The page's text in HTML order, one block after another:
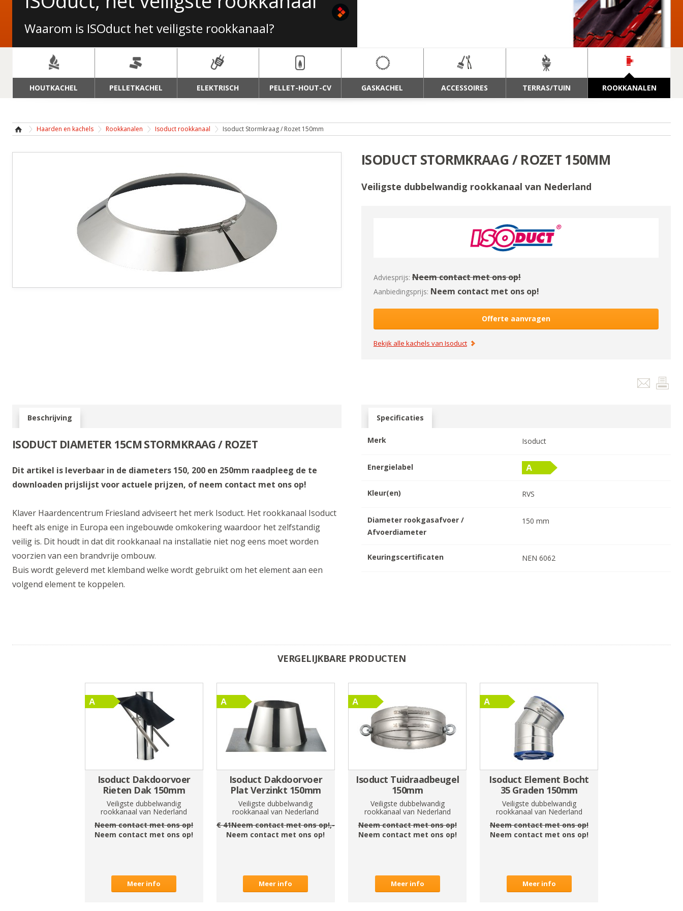
Waarom is ISOduct het veiligste rookkanaal?
NAVIGATIE
HOUTKACHEL PELLETKACHEL ELEKTRISCH PELLET-HOUT-CV GASKACHEL ACCESSOIRES TERRAS/TUIN ROOKKANALEN
Haarden en kachels Rookkanalen Isoduct rookkanaal Isoduct Stormkraag / Rozet 150mm
ISODUCT STORMKRAAG / ROZET 150MM
Veiligste dubbelwandig rookkanaal van Nederland
Adviesprijs: Neem contact met ons op!
Aanbiedingsprijs: Neem contact met ons op!
Offerte aanvragen
Bekijk alle kachels van Isoduct
Specificaties
Merk Isoduct
Energielabel
Kleur(en) RVS
Diameter rookgasafvoer /
Afvoerdiameter
150 mm
Keuringscertificaten NEN 6062
Beschrijving
ISODUCT DIAMETER 15CM STORMKRAAG / ROZET
Dit artikel is leverbaar in de diameters 150, 200 en 250mm raadpleeg de te
downloaden prijslijst voor actuele prijzen, of neem contact met ons op!
Klaver Haardencentrum Friesland adviseert het merk Isoduct. Het rookkanaal Isoduct
heeft als enige in Europa een ingebouwde omkokering waardoor het zelfstandig
veilig is. Dit houdt in dat dit rookkanaal na installatie niet nog eens moet worden
voorzien van een brandvrije ombouw.
Buis wordt geleverd met klemband welke wordt gebruikt om het element aan een
volgend element te koppelen.
VERGELIJKBARE PRODUCTEN
Isoduct Dakdoorvoer
Rieten Dak 150mm
Veiligste dubbelwandig
rookkanaal van Nederland
Neem contact met ons op!
Neem contact met ons op!
Meer info
Isoduct Dakdoorvoer
Plat Verzinkt 150mm
Veiligste dubbelwandig
rookkanaal van Nederland
€41Neem contact met ons op!,-
Neem contact met ons op!
Meer info
Isoduct Tuidraadbeugel
150mm
Veiligste dubbelwandig
rookkanaal van Nederland
Neem contact met ons op!
Neem contact met ons op!
Meer info
Isoduct Element Bocht
35 Graden 150mm
Veiligste dubbelwandig
rookkanaal van Nederland
Neem contact met ons op!
Neem contact met ons op!
Meer info